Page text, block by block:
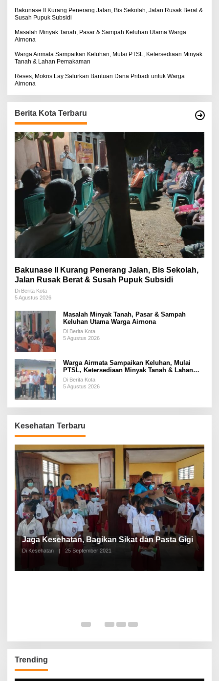
Bakunase II Kurang Penerang Jalan, Bis Sekolah, Jalan Rusak Berat &
Susah Pupuk Subsidi
Masalah Minyak Tanah, Pasar & Sampah Keluhan Utama Warga
Airnona
Warga Airmata Sampaikan Keluhan, Mulai PTSL, Ketersediaan Minyak
Tanah & Lahan Pemakaman
Reses, Mokris Lay Salurkan Bantuan Dana Pribadi untuk Warga
Airnona
Berita Kota Terbaru
Bakunase II Kurang Penerang Jalan, Bis Sekolah,
Jalan Rusak Berat & Susah Pupuk Subsidi
Di Berita Kota
5 Agustus 2026
Masalah Minyak Tanah, Pasar & Sampah
Keluhan Utama Warga Airnona
Di Berita Kota
5 Agustus 2026
Warga Airmata Sampaikan Keluhan, Mulai
PTSL, Ketersediaan Minyak Tanah & Lahan
Pemakaman
Di Berita Kota
5 Agustus 2026
Kesehatan Terbaru
Jaga Kesehatan, Bagikan Sikat dan Pasta Gigi
Di Kesehatan | 25 September 2021
Trending